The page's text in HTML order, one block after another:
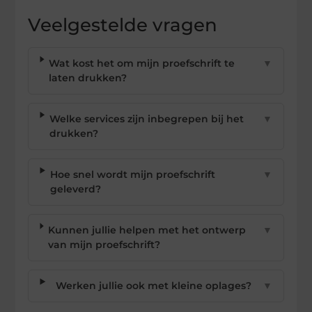
Veelgestelde vragen
Wat kost het om mijn proefschrift te
laten drukken?
▼
Welke services zijn inbegrepen bij het
drukken?
▼
Hoe snel wordt mijn proefschrift
geleverd?
▼
Kunnen jullie helpen met het ontwerp
van mijn proefschrift?
▼
Werken jullie ook met kleine oplages? ▼